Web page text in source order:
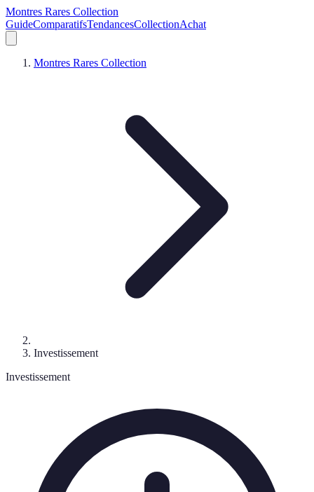
Montres Rares Collection
GuideComparatifsTendancesCollectionAchat
Montres Rares Collection
Investissement
Investissement